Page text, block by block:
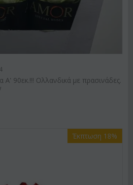
Α' 90εκ.!!! Ολλανδικά με πρασινάδες.
Έκπτωση 18%